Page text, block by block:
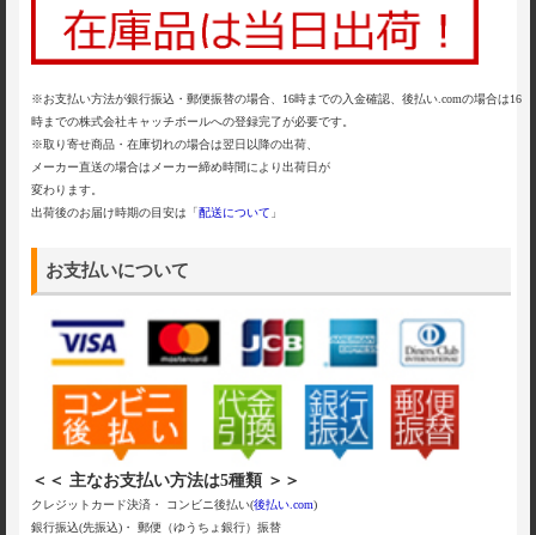
※お支払い方法が銀行振込・郵便振替の場合、16時までの入金確認、後払い.comの場合は16
時までの株式会社キャッチボールへの登録完了が必要です。
※取り寄せ商品・在庫切れの場合は翌日以降の出荷、
メーカー直送の場合はメーカー締め時間により出荷日が
変わります。
出荷後のお届け時期の目安は「配送について 」
お支払いについて
＜＜ 主なお支払い方法は5種類 ＞＞
クレジットカード決済・ コンビニ後払い(後払い.com)
銀行振込(先振込)・ 郵便（ゆうちょ銀行）振替